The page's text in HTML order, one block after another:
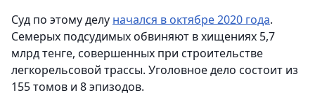
Суд по этому делу начался в октябре 2020 года.
Семерых подсудимых обвиняют в хищениях 5,7
млрд тенге, совершенных при строительстве
легкорельсовой трассы. Уголовное дело состоит из
155 томов и 8 эпизодов.